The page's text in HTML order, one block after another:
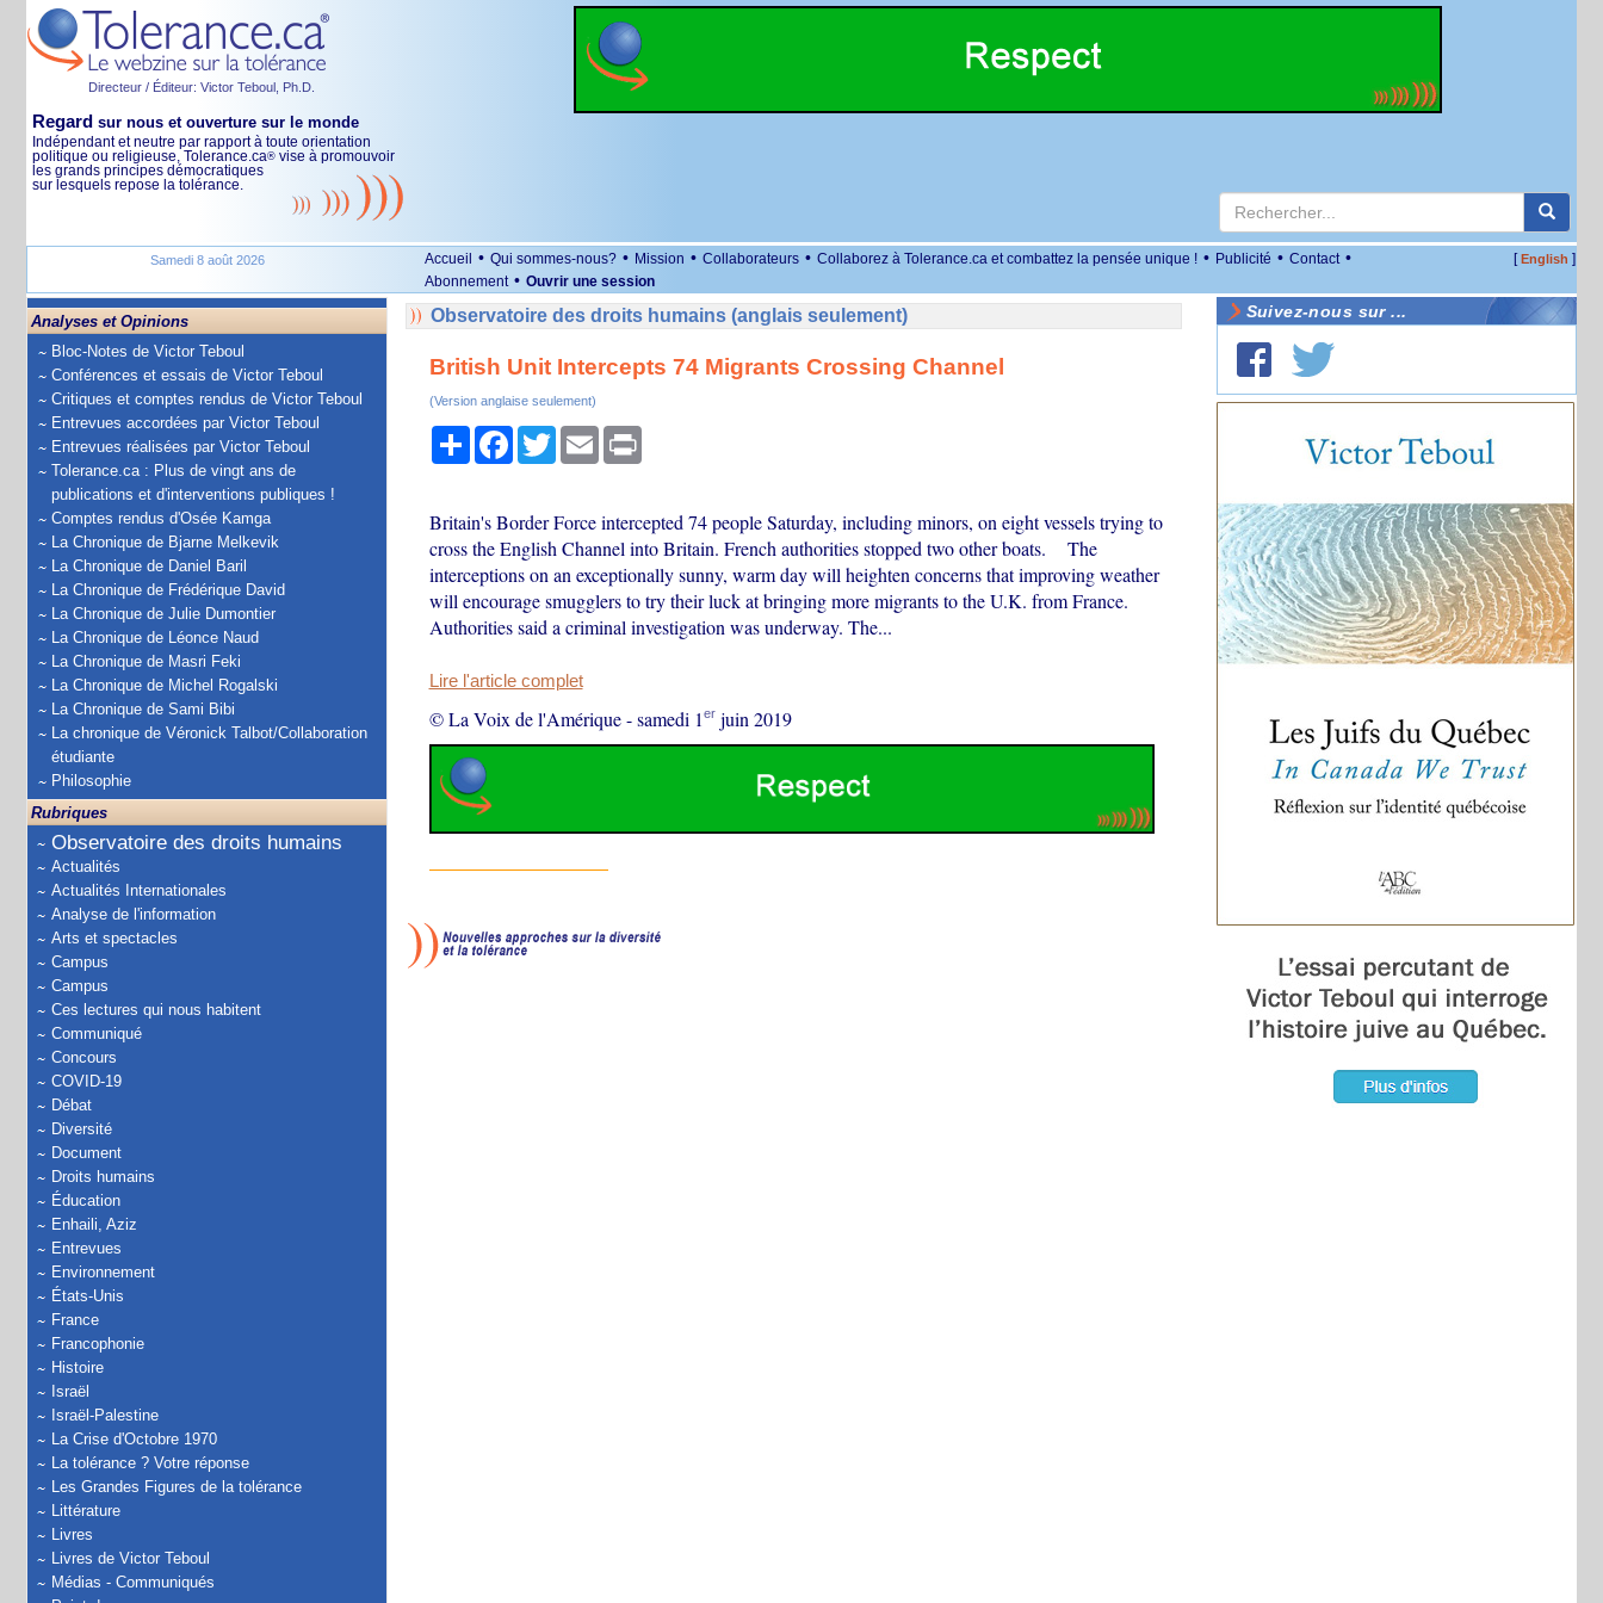
Directeur / Éditeur: Victor Teboul, Ph.D.
Regard sur nous et ouverture sur le monde
Indépendant et neutre par rapport à toute orientation
politique ou religieuse, Tolerance.ca® vise à promouvoir
les grands principes démocratiques
sur lesquels repose la tolérance.
Samedi 8 août 2026 Accueil • Qui sommes-nous? • Mission • Collaborateurs • Collaborez à Tolerance.ca et combattez la pensée unique ! • Publicité • Contact •
Abonnement • Ouvrir une session
[English ]
Analyses et Opinions
Bloc-Notes de Victor Teboul
Conférences et essais de Victor Teboul
Critiques et comptes rendus de Victor Teboul
Entrevues accordées par Victor Teboul
Entrevues réalisées par Victor Teboul
Tolerance.ca : Plus de vingt ans de
publications et d'interventions publiques !
Comptes rendus d'Osée Kamga
La Chronique de Bjarne Melkevik
La Chronique de Daniel Baril
La Chronique de Frédérique David
La Chronique de Julie Dumontier
La Chronique de Léonce Naud
La Chronique de Masri Feki
La Chronique de Michel Rogalski
La Chronique de Sami Bibi
La chronique de Véronick Talbot/Collaboration
étudiante
Philosophie
Rubriques
Observatoire des droits humains
Actualités
Actualités Internationales
Analyse de l'information
Arts et spectacles
Campus
Campus
Ces lectures qui nous habitent
Communiqué
Concours
COVID-19
Débat
Diversité
Document
Droits humains
Éducation
Enhaili, Aziz
Entrevues
Environnement
États-Unis
France
Francophonie
Histoire
Israël
Israël-Palestine
La Crise d'Octobre 1970
La tolérance ? Votre réponse
Les Grandes Figures de la tolérance
Littérature
Livres
Livres de Victor Teboul
Médias - Communiqués
Observatoire des droits humains (anglais seulement)
British Unit Intercepts 74 Migrants Crossing Channel
(Version anglaise seulement)
PartagerFacebook
TwitterEmail Print
Britain's Border Force intercepted 74 people Saturday, including minors, on eight vessels trying to
cross the English Channel into Britain. French authorities stopped two other boats. The
interceptions on an exceptionally sunny, warm day will heighten concerns that improving weather
will encourage smugglers to try their luck at bringing more migrants to the U.K. from France.
Authorities said a criminal investigation was underway. The...
Lire l'article complet
© La Voix de l'Amérique-samedi 1 erjuin 2019
Suivez-nous sur ...